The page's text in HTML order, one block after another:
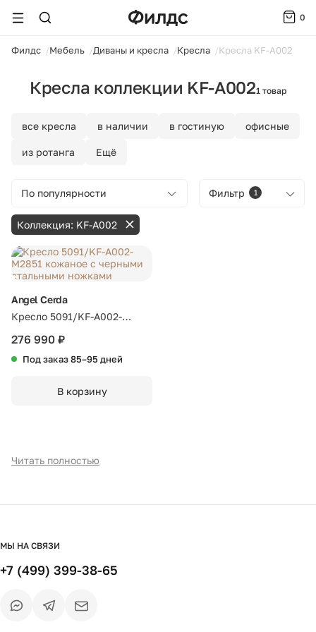
0
Филдс Мебель Диваны и кресла Кресла Кресла KF-A002
Кресла коллекции KF-A0021 товар
все кресла в наличии в гостиную офисные
из ротанга Ещё
Фильтр 1
По популярности
Коллекция: KF-A002
Angel Cerda
Кресло 5091/KF-A002-
M2851 кожаное с черными
276 990 ₽
Под заказ 85–95 дней
В корзину
Читать полностью
МЫ НА СВЯЗИ
+7 (499) 399-38-65